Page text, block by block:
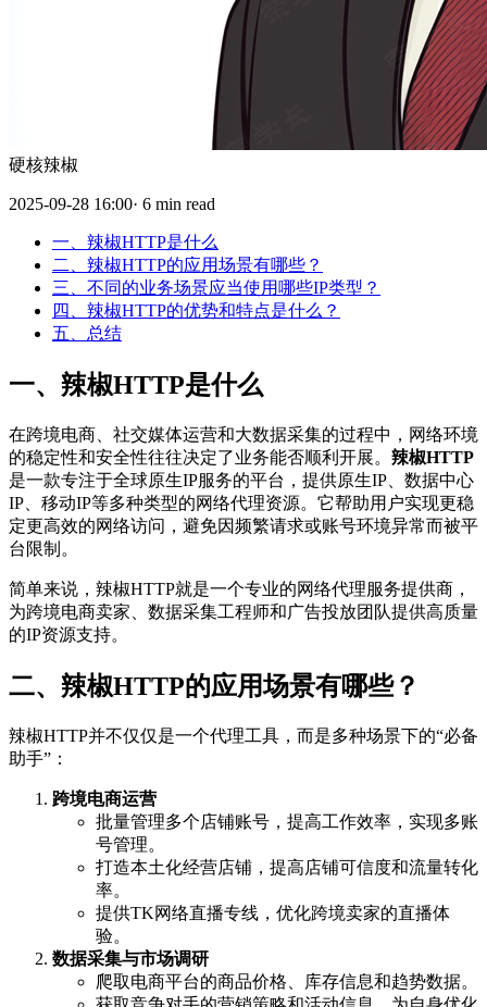
硬核辣椒
2025-09-28 16:00· 6 min read
一、辣椒HTTP是什么
二、辣椒HTTP的应用场景有哪些？
三、不同的业务场景应当使用哪些IP类型？
四、辣椒HTTP的优势和特点是什么？
五、总结
一、辣椒HTTP是什么
在跨境电商、社交媒体运营和大数据采集的过程中，网络环境
的稳定性和安全性往往决定了业务能否顺利开展。 辣椒HTTP
是一款专注于全球原生IP服务的平台，提供原生IP、数据中心
IP、移动IP等多种类型的网络代理资源。它帮助用户实现更稳
定更高效的网络访问，避免因频繁请求或账号环境异常而被平
台限制。
简单来说，辣椒HTTP就是一个专业的网络代理服务提供商，
为跨境电商卖家、数据采集工程师和广告投放团队提供高质量
的IP资源支持。
二、辣椒HTTP的应用场景有哪些？
辣椒HTTP并不仅仅是一个代理工具，而是多种场景下的“必备
助手”：
跨境电商运营
批量管理多个店铺账号，提高工作效率，实现多账
号管理。
打造本土化经营店铺，提高店铺可信度和流量转化
率。
提供TK网络直播专线，优化跨境卖家的直播体
验。
数据采集与市场调研
爬取电商平台的商品价格、库存信息和趋势数据。